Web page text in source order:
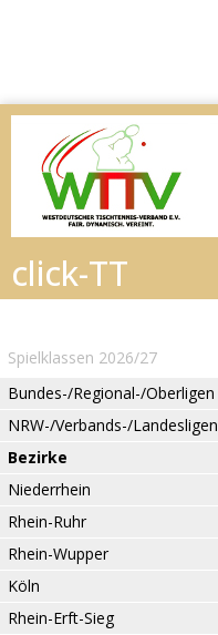
Spielklassen 2026/27
Bundes-/Regional-/Oberligen
NRW-/Verbands-/Landesligen
Bezirke
Niederrhein
Rhein-Ruhr
Rhein-Wupper
Köln
Rhein-Erft-Sieg